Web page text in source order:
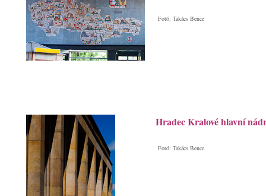
Fotó: Takács Bence
Hradec Kralové hlavní
Fotó: Takács Bence